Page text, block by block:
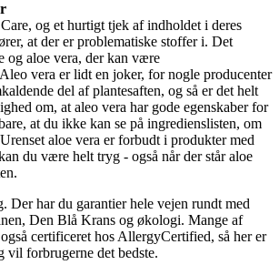
og et hurtigt tjek af indholdet i deres
at der er problematiske stoffer i. Det
og aloe vera, der kan være
vera er lidt en joker, for nogle producenter
del af plantesaften, og så er det helt
om, at aleo vera har gode egenskaber for
at du ikke kan se på ingredienslisten, om
aloe vera er forbudt i produkter med
du være helt tryg - også når der står aloe
Der har du garantier hele vejen rundt med
Den Blå Krans og økologi. Mange af
certificeret hos AllergyCertified, så her er
forbrugerne det bedste.